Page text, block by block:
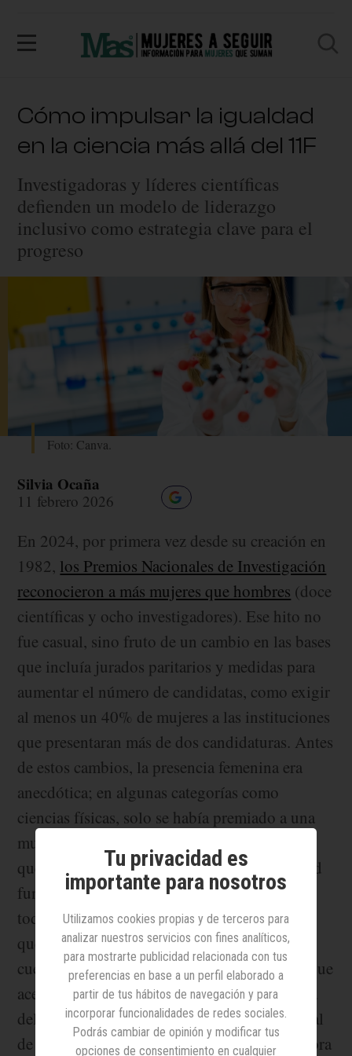
Cómo impulsar la igualdad
en la ciencia más allá del 11F
Investigadoras y líderes científicas
defienden un modelo de liderazgo
inclusivo como estrategia clave para el
progreso
Foto: Canva.
Silvia Ocaña
11 febrero 2026
En 2024, por primera vez desde su creación en
1982, los Premios Nacionales de Investigación
reconocieron a más mujeres que hombres (doce
científicas y ocho investigadores). Ese hito no
fue casual, sino fruto de un cambio en las bases
que incluía jurados paritarios y medidas para
aumentar el número de candidatas, como exigir
al menos un 40% de mujeres a las instituciones
que presentaran más de dos candidaturas. Antes
de estos cambios, la presencia femenina era
anecdótica; en algunas categorías como
ciencias físicas, solo se había premiado a una
mujer en toda la historia. Un ejemplo más de
que las medidas para promocionar la igualdad
funcionan y de que en la ciencia, como en
todos los ámbitos, si se quieren cambios hay
que impulsarlos. “Ni somos muchas, ni es
cuestión de tiempo. La igualdad la tenemos que
acelerar”, aseguró Marisol Soengas, directora
del grupo de Melanoma en el Centro Nacional
de Investigaciones Oncológicas y coordinadora
Tu privacidad es
importante para nosotros
Utilizamos cookies propias y de terceros para
analizar nuestros servicios con fines analíticos,
para mostrarte publicidad relacionada con tus
preferencias en base a un perfil elaborado a
partir de tus hábitos de navegación y para
incorporar funcionalidades de redes sociales.
Podrás cambiar de opinión y modificar tus
opciones de consentimiento en cualquier